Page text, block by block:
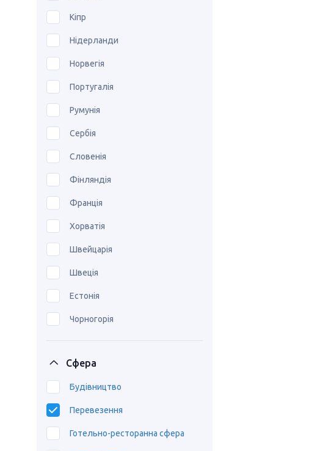
Кіпр
Нідерланди
Норвегія
Португалія
Румунія
Сербія
Словенія
Фінляндія
Франція
Хорватія
Швейцарія
Швеція
Естонія
Чорногорія
Сфера
Будівництво
Перевезення
Готельно-ресторанна сфера